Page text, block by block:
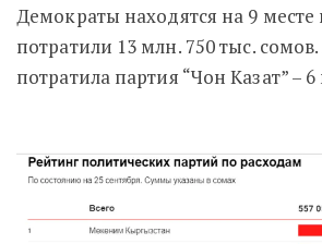
Демократы находятся на 9 месте
потратили 13 млн. 750 тыс.
потратила партия “Чон Казат” –